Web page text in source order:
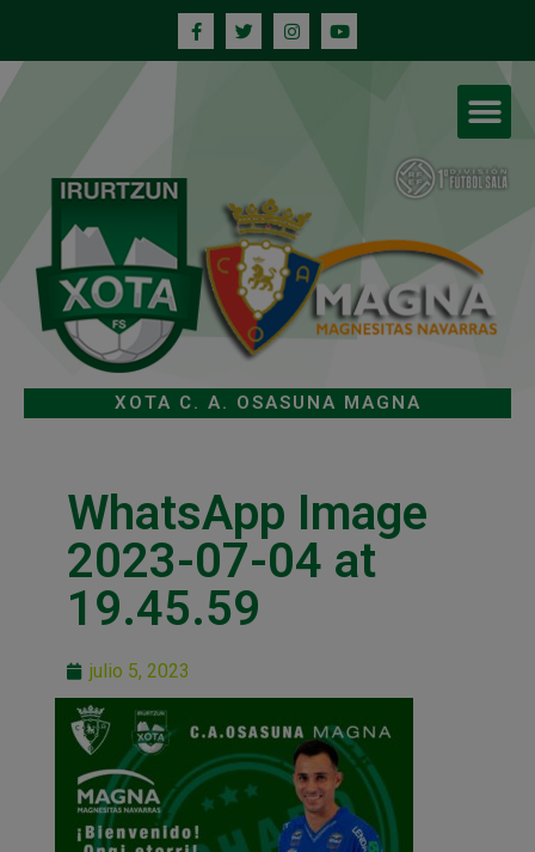
XOTA C. A. OSASUNA MAGNA
WhatsApp Image
2023-07-04 at
19.45.59
julio 5, 2023